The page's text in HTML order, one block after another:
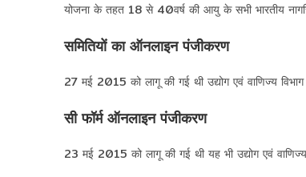
योजना के तहत 18 से 40वर्ष की आयु के सभी भारतीय
समितियों का ऑनलाइन पंजीकरण
27 मई 2015 को लागू की गई थी उद्योग एवं वाणिज्य
सी फॉर्म ऑनलाइन पंजीकरण
23 मई 2015 को लागू की गई थी यह भी उद्योग एवं